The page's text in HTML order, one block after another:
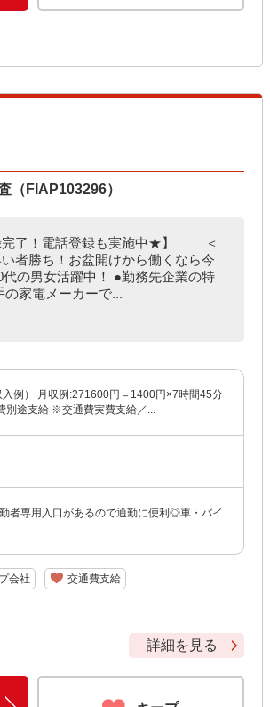
（FIAP103296）
完了！電話登録も実施中★】 ＜
者勝ち！お盆開けから働くなら今
の男女活躍中！ ●勤務先企業の特
家電メーカーで...
例） 月収例:271600円＝1400円×7時間45分
別途支給 ※交通費実費支給／...
者専用入口があるので通勤に便利◎車・バイ
会社 交通費支給
詳細を見る